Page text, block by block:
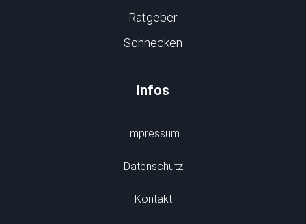
Ratgeber
Schnecken
Infos
Impressum
Datenschutz
Kontakt